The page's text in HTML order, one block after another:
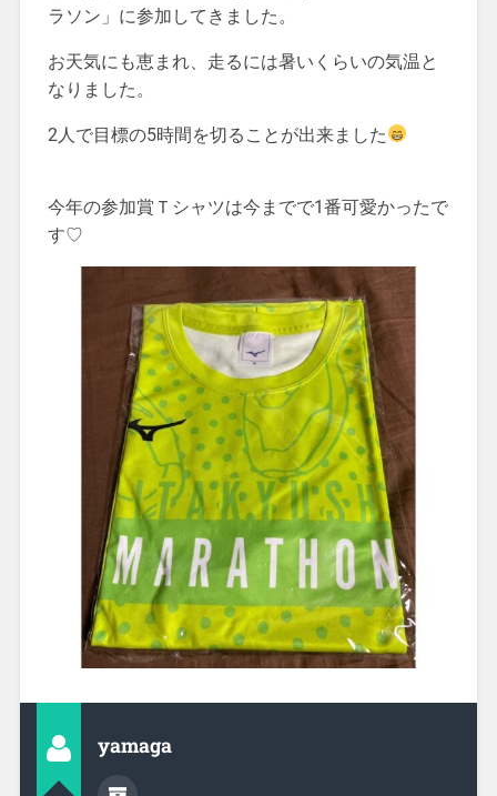
ラソン」に参加してきました。
お天気にも恵まれ、走るには暑いくらいの気温と
なりました。
2人で目標の5時間を切ることが出来ました
今年の参加賞Ｔシャツは今までで1番可愛かったで
す♡
yamaga